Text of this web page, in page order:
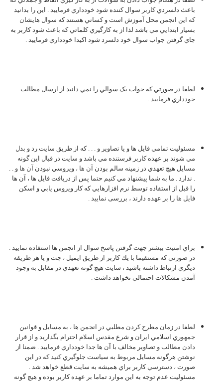
باعث دلسردي کاربر سوال کننده شود خودداري فرماييد . اين را بدانيد
که اين انجمن محل آموزش است و کساني هستند که سوال هايشان
بسيار ابتدايي مي باشد لذا از به کارگيري کلماتي که باعث شود کاربر به
جاي گرفتن جواب سوال خود دلسرد شود اکيدا خودداري فرماييد .
لطفا در صورتي که جواب يک سوالي را نمي دانيد از ارسال مطالب
خودداري فرماييد .
مسئوليت تمامي فايل ها و يا تصاوير و . . . كه از طريق سايت رد و بدل
مي شوند بر عهده كاربر فرستنده مي باشد و سايت در قبال اين گونه
مسايل هيچ تعهدي در زمينه سالم بودن آن ها ، ويروسي نبودن آن ها و . .
. ندارد . ما به شما پيشنهاد مي كنيم حتما پس از دريافت فايل ها ، آن ها
را قبل از استفاده توسط نرم افزارهايي كه كار ويروس يابي و اسكن
فايل ها را بر عهده دارند ، بررسی نماييد .
براي امنيت بيشتر جهت گرفتن پاسخ سوال از انجمن ها استفاده نماييد .
در صورتي كه مستقيما با يك كاربر از طريق ايميل ، چت و يا هر طريقه
ديگري ارتباط داشته باشيد ، سايت هيچ گونه تعهدي در مقابل به وجود
آمدن مشكالات احتمالي نخواهد داشت .
لطفا در زمان مطرح كردن مطلبي در انجمن ها ، به مسايل و قوانين
جمهوري اسلامي ایران و شرع مقدس اسلام احترام بگذاريد و از قرار
دادن مطالب و تصاوير مخالف با آن ها جدا خودداري فرماييد . ضمنا از
نوشتن هرگونه مسايل مربوط به سياست جلوگيري كنيد كه در اين
صورت ، دسترسي كاربر براي هميشه به سايت قطع خواهد شد .
مسئولیت عدم توجه به این موارد تماما بر عهده کاربر بوده و هیچ گونه